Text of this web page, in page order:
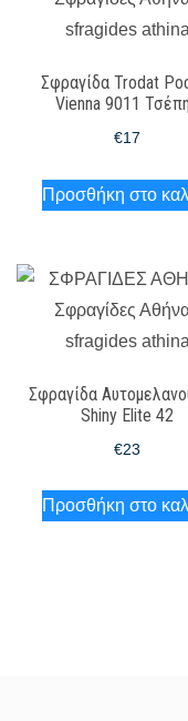
Σφραγίδα Trodat
Vienna 9011
€17
Προσθήκη στο
Σφραγίδα
Shiny Elite 42
€23
Προσθήκη στο